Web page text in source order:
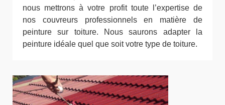
nous mettrons à votre profit toute l’expertise de
nos couvreurs professionnels en matière de
peinture sur toiture. Nous saurons adapter la
peinture idéale quel que soit votre type de toiture.